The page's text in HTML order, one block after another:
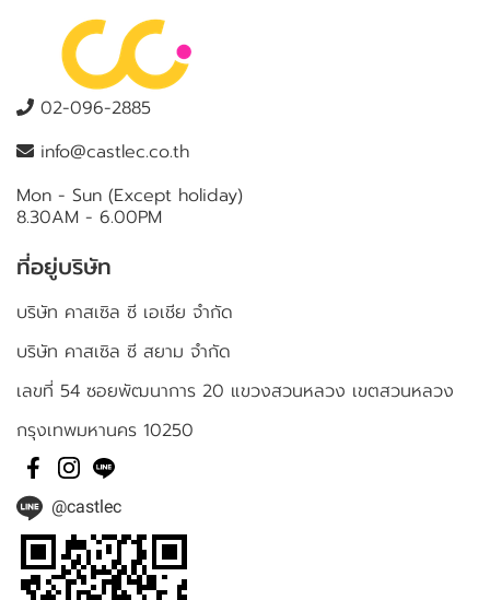
02-096-2885
info@castlec.co.th
Mon - Sun (Except holiday)
8.30AM - 6.00PM
ที่อยู่บริษัท
บริษัท คาสเซิล ซี เอเชีย จำกัด
บริษัท คาสเซิล ซี สยาม จำกัด
เลขที่ 54 ซอยพัฒนาการ 20 แขวงสวนหลวง เขตสวนหลวง
กรุงเทพมหานคร 10250
@castlec